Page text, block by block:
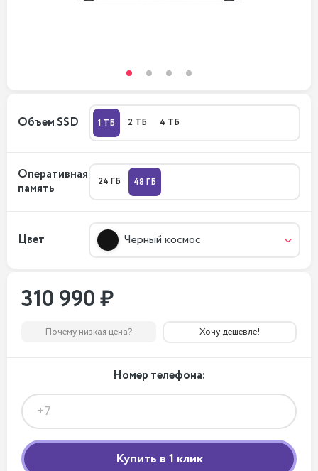
Объем SSD 1 ТБ 2 ТБ 4 ТБ
Оперативная
память
24 ГБ 48 ГБ
Цвет Черный космос
310 990 ₽
Почему низкая цена? Хочу дешевле!
Номер телефона: